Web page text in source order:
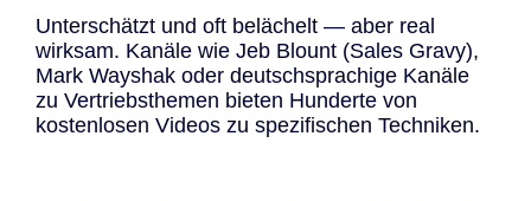
Unterschätzt und oft belächelt — aber real
wirksam. Kanäle wie Jeb Blount (Sales Gravy),
Mark Wayshak oder deutschsprachige Kanäle
zu Vertriebsthemen bieten Hunderte von
kostenlosen Videos zu spezifischen Techniken.